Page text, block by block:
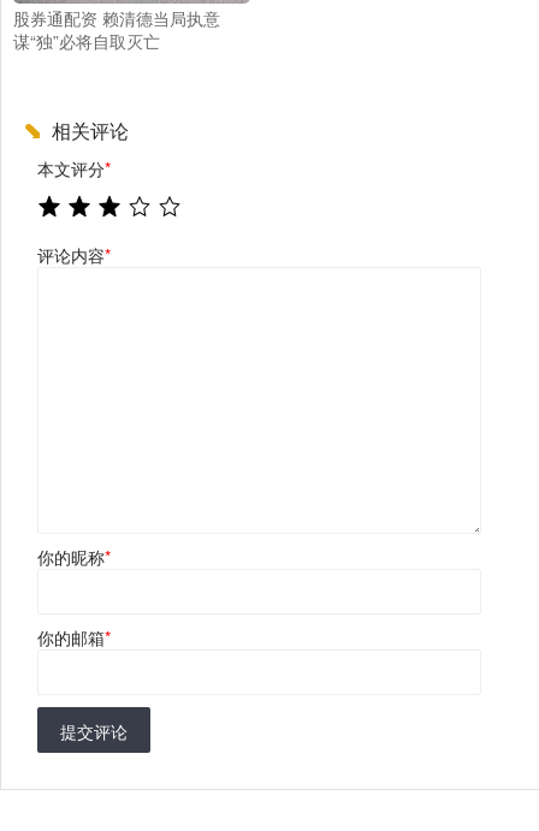
股券通配资 赖清德当局执意
谋“独”必将自取灭亡
相关评论
本文评分*
评论内容*
你的昵称*
你的邮箱*
提交评论